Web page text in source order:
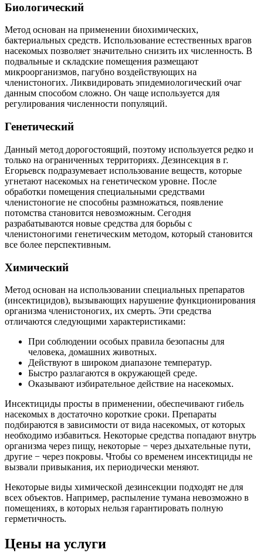
Биологический
Метод основан на применении биохимических,
бактериальных средств. Использование естественных врагов
насекомых позволяет значительно снизить их численность. В
подвальные и складские помещения размещают
микроорганизмов, пагубно воздействующих на
членистоногих. Ликвидировать эпидемиологический очаг
данным способом сложно. Он чаще используется для
регулирования численности популяций.
Генетический
Данный метод дорогостоящий, поэтому используется редко и
только на ограниченных территориях. Дезинсекция в г.
Егорьевск подразумевает использование веществ, которые
угнетают насекомых на генетическом уровне. После
обработки помещения специальными средствами
членистоногие не способны размножаться, появление
потомства становится невозможным. Сегодня
разрабатываются новые средства для борьбы с
членистоногими генетическим методом, который становится
все более перспективным.
Химический
Метод основан на использовании специальных препаратов
(инсектицидов), вызывающих нарушение функционирования
организма членистоногих, их смерть. Эти средства
отличаются следующими характеристиками:
При соблюдении особых правила безопасны для
человека, домашних животных.
Действуют в широком диапазоне температур.
Быстро разлагаются в окружающей среде.
Оказывают избирательное действие на насекомых.
Инсектициды просты в применении, обеспечивают гибель
насекомых в достаточно короткие сроки. Препараты
подбираются в зависимости от вида насекомых, от которых
необходимо избавиться. Некоторые средства попадают внутрь
организма через пищу, некоторые − через дыхательные пути,
другие − через покровы. Чтобы со временем инсектициды не
вызвали привыкания, их периодически меняют.
Некоторые виды химической дезинсекции подходят не для
всех объектов. Например, распыление тумана невозможно в
помещениях, в которых нельзя гарантировать полную
герметичность.
Цены на услуги